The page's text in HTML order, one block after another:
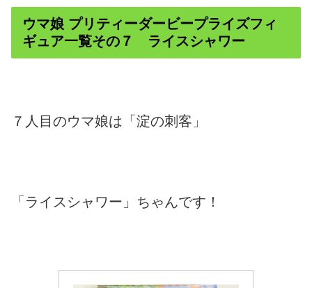
ウマ娘 プリティーダービープライズフィ
ギュア一覧その７ ライスシャワー
７人目のウマ娘は「淀の刺客」
「ライスシャワー」ちゃんです！